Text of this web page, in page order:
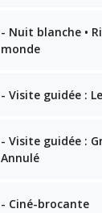
- Nuit blanche •
monde
- Visite guidée :
- Visite guidée :
Annulé
- Ciné-brocante